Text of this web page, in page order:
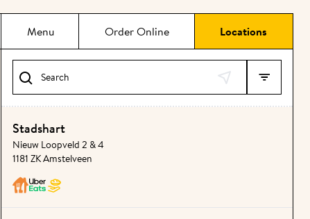
Menu Order Online Locations
Search
Stadshart
Nieuw Loopveld 2 & 4
1181 ZK Amstelveen